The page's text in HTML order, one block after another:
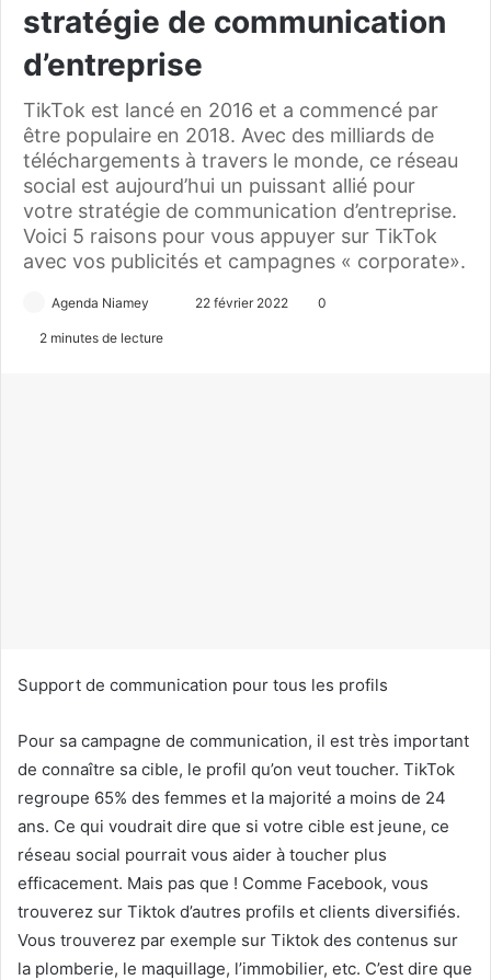
stratégie de communication
d’entreprise
TikTok est lancé en 2016 et a commencé par
être populaire en 2018. Avec des milliards de
téléchargements à travers le monde, ce réseau
social est aujourd’hui un puissant allié pour
votre stratégie de communication d’entreprise.
Voici 5 raisons pour vous appuyer sur TikTok
avec vos publicités et campagnes « corporate».
Agenda Niamey 22 février 2022 0
2 minutes de lecture
Support de communication pour tous les profils
Pour sa campagne de communication, il est très important
de connaître sa cible, le profil qu’on veut toucher. TikTok
regroupe 65% des femmes et la majorité a moins de 24
ans. Ce qui voudrait dire que si votre cible est jeune, ce
réseau social pourrait vous aider à toucher plus
efficacement. Mais pas que ! Comme Facebook, vous
trouverez sur Tiktok d’autres profils et clients diversifiés.
Vous trouverez par exemple sur Tiktok des contenus sur
la plomberie, le maquillage, l’immobilier, etc. C’est dire que